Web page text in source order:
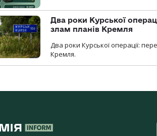
Два роки Курської
злам планів Кремля
Два роки Курської операції:
Кремля.